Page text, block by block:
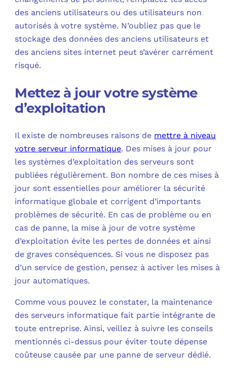
des anciens utilisateurs ou des utilisateurs non
autorisés à votre système. N’oubliez pas que le
stockage des données des anciens utilisateurs et
des anciens sites internet peut s’avérer carrément
risqué.
Mettez à jour votre système
d’exploitation
Il existe de nombreuses raisons de mettre à niveau
votre serveur informatique. Des mises à jour pour
les systèmes d’exploitation des serveurs sont
publiées régulièrement. Bon nombre de ces mises à
jour sont essentielles pour améliorer la sécurité
informatique globale et corrigent d’importants
problèmes de sécurité. En cas de problème ou en
cas de panne, la mise à jour de votre système
d’exploitation évite les pertes de données et ainsi
de graves conséquences. Si vous ne disposez pas
d’un service de gestion, pensez à activer les mises à
jour automatiques.
Comme vous pouvez le constater, la maintenance
des serveurs informatique fait partie intégrante de
toute entreprise. Ainsi, veillez à suivre les conseils
mentionnés ci-dessus pour éviter toute dépense
coûteuse causée par une panne de serveur dédié.